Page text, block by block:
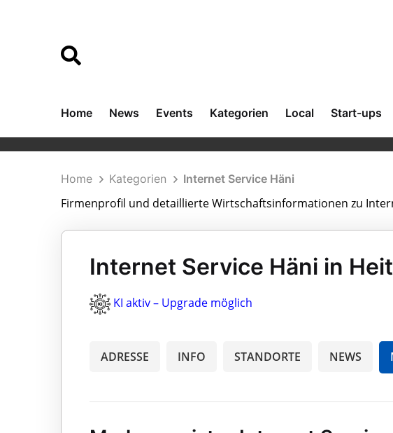
Home News Events Kategorien Local Start-ups
Home Kategorien Internet Service Häni
Firmenprofil und detaillierte Wirtschaftsinformationen zu
Internet Service Häni in
KI aktiv – Upgrade möglich
ADRESSE INFO STANDORTE NEWS